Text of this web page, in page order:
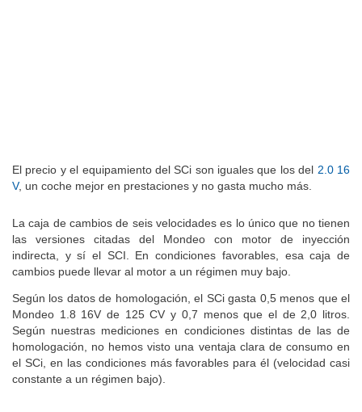
El precio y el equipamiento del SCi son iguales que los del 2.0 16
V, un coche mejor en prestaciones y no gasta mucho más.
La caja de cambios de seis velocidades es lo único que no tienen
las versiones citadas del Mondeo con motor de inyección
indirecta, y sí el SCI. En condiciones favorables, esa caja de
cambios puede llevar al motor a un régimen muy bajo.
Según los datos de homologación, el SCi gasta 0,5 menos que el
Mondeo 1.8 16V de 125 CV y 0,7 menos que el de 2,0 litros.
Según nuestras mediciones en condiciones distintas de las de
homologación, no hemos visto una ventaja clara de consumo en
el SCi, en las condiciones más favorables para él (velocidad casi
constante a un régimen bajo).